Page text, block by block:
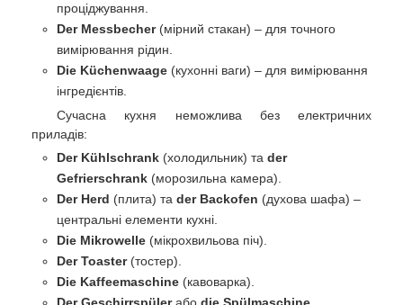
проціджування.
Der Messbecher(мірний стакан) – для точного
вимірювання рідин.
Die Küchenwaage (кухонні ваги) – для вимірювання
інгредієнтів.
Сучасна кухня неможлива без електричних
приладів:
Der Kühlschrank (холодильник) та der
Gefrierschrank (морозильна камера).
Der Herd (плита) та der Backofen (духова шафа) –
центральні елементи кухні.
Die Mikrowelle (мікрохвильова піч).
Der Toaster(тостер).
Die Kaffeemaschine (кавоварка).
Der Geschirrspülerабо die Spülmaschine